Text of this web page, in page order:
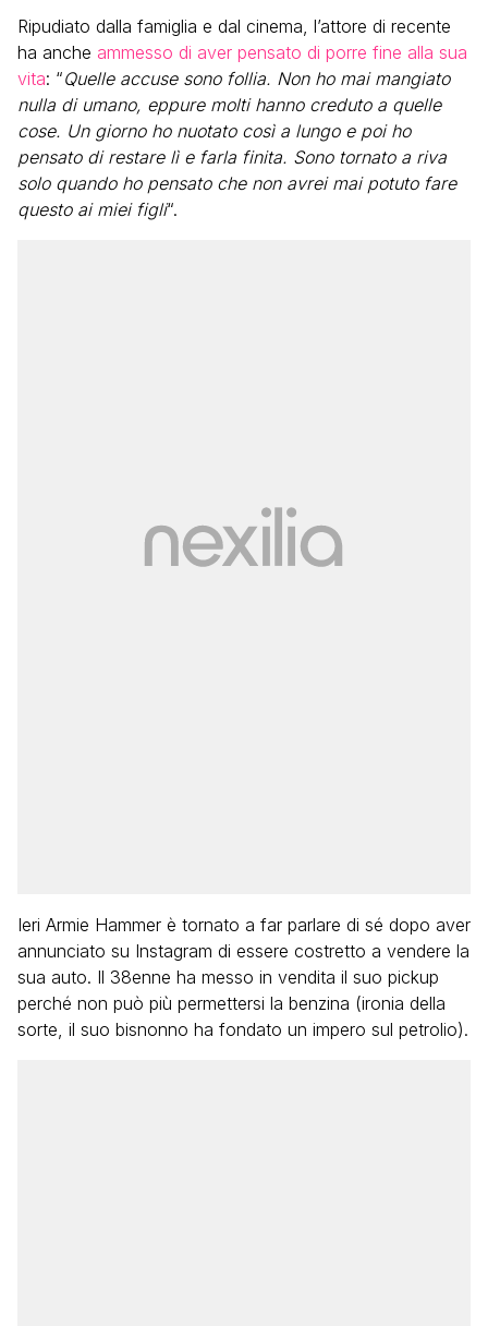
Ripudiato dalla famiglia e dal cinema, l’attore di recente
ha anche ammesso di aver pensato di porre fine alla sua
vita: “Quelle accuse sono follia. Non ho mai mangiato
nulla di umano, eppure molti hanno creduto a quelle
cose. Un giorno ho nuotato così a lungo e poi ho
pensato di restare lì e farla finita. Sono tornato a riva
solo quando ho pensato che non avrei mai potuto fare
questo ai miei figli“.
Ieri Armie Hammer è tornato a far parlare di sé dopo aver
annunciato su Instagram di essere costretto a vendere la
sua auto. Il 38enne ha messo in vendita il suo pickup
perché non può più permettersi la benzina (ironia della
sorte, il suo bisnonno ha fondato un impero sul petrolio).